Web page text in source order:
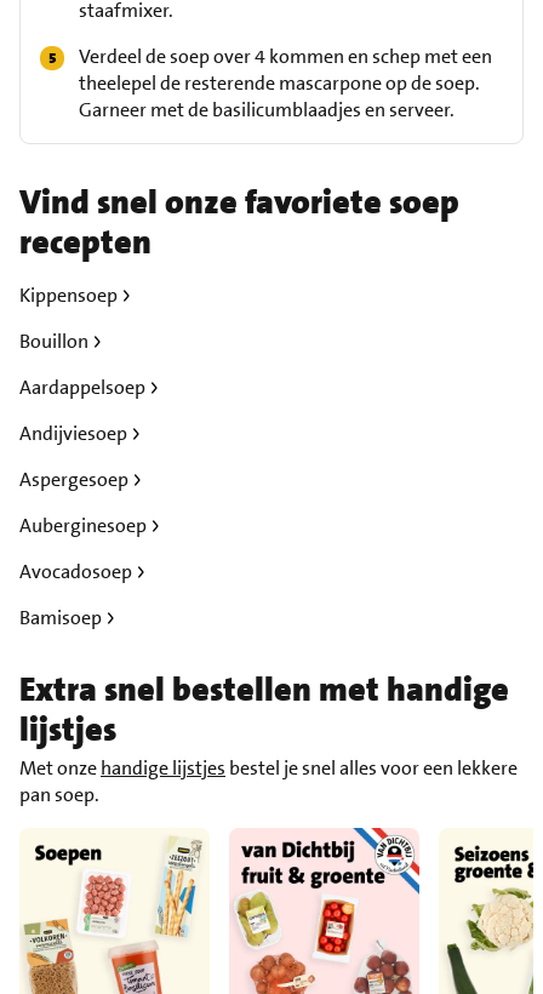
staafmixer.
Verdeel de soep over 4 kommen en schep met een
theelepel de resterende mascarpone op de soep.
Garneer met de basilicumblaadjes en serveer.
Vind snel onze favoriete soep
recepten
Kippensoep
Bouillon
Aardappelsoep
Andijviesoep
Aspergesoep
Auberginesoep
Avocadosoep
Bamisoep
Extra snel bestellen met handige
lijstjes
Met onzehandige lijstjes bestel je snel alles voor een lekkere
pan soep.